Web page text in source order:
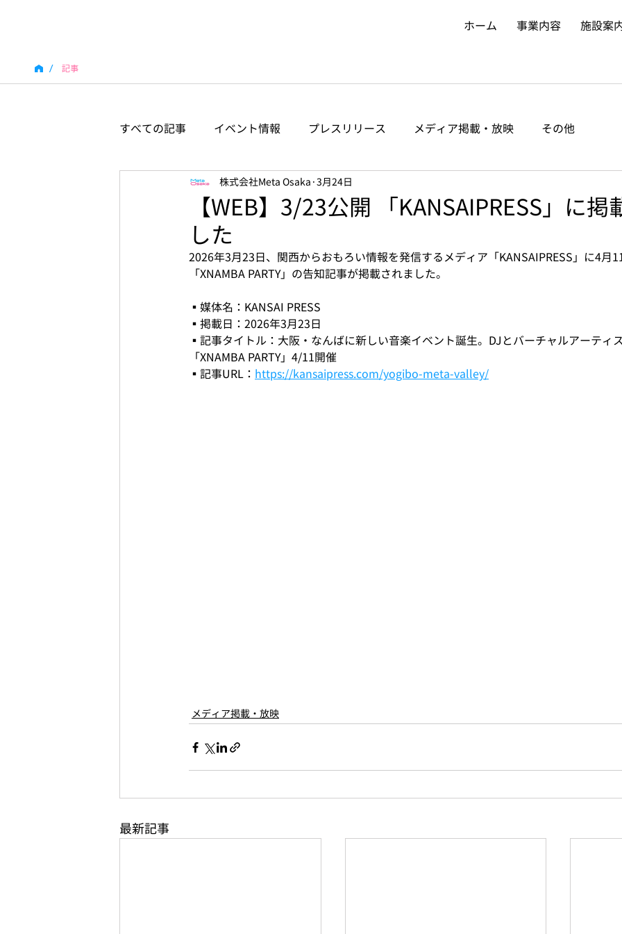
ホーム 事業内容 施設案
/ 記事
すべての記事 イベント情報 プレスリリース メディア掲載・放映 その他
【WEB】3/23公開 「KANSAIPRESS」に掲
した
株式会社Meta Osaka 3月24日
2026年3月23日、関西からおもろい情報を発信するメディア「KANSAIPRESS」に4月
「XNAMBA PARTY」の告知記事が掲載されました。
▪️媒体名：KANSAI PRESS
▪️掲載日：2026年3月23日
▪️記事タイトル：大阪・なんばに新しい音楽イベント誕生。DJとバーチャルアーティ
「XNAMBA PARTY」4/11開催
▪️記事URL： https://kansaipress.com/yogibo-meta-valley/
メディア掲載・放映
最新記事